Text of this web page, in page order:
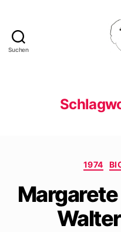
Suchen
1974